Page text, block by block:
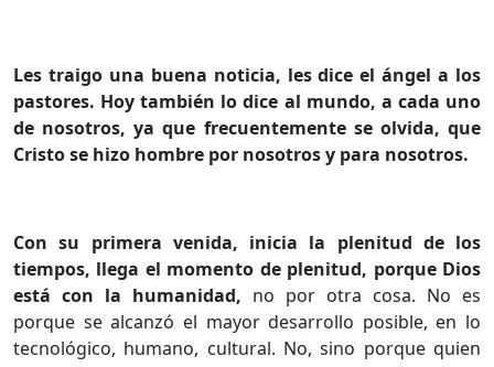
Les traigo una buena noticia, les dice el ángel a los
pastores. Hoy también lo dice al mundo, a cada uno
de nosotros, ya que frecuentemente se olvida, que
Cristo se hizo hombre por nosotros y para nosotros.
Con su primera venida, inicia la plenitud de los
tiempos, llega el momento de plenitud, porque Dios
está con la humanidad, no por otra cosa. No es
porque se alcanzó el mayor desarrollo posible, en lo
tecnológico, humano, cultural. No, sino porque quien